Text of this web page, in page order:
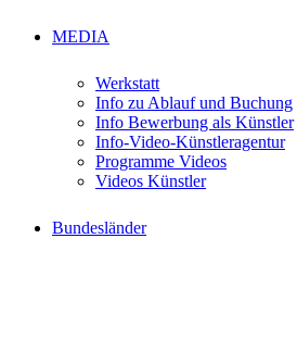
MEDIA
Werkstatt
Info zu Ablauf und Buchung
Info Bewerbung als Künstler
Info-Video-Künstleragentur
Programme Videos
Videos Künstler
Bundesländer